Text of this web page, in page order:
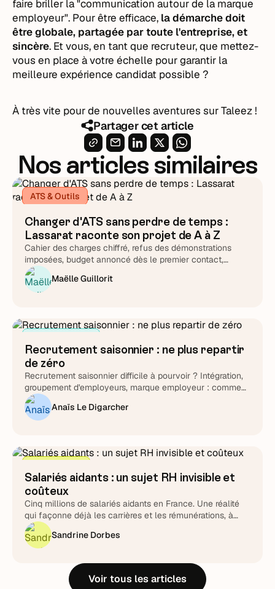
Partager cet article
faire briller la "communication autour de la marque
employeur". Pour être efficace, la démarche doit
être globale, partagée par toute l'entreprise, et
sincère. Et vous, en tant que recruteur, que mettez-
vous en place à votre échelle pour garantir la
meilleure expérience candidat possible ?
À très vite pour de nouvelles aventures sur Taleez !
Nos articles similaires
ATS & Outils
Changer d'ATS sans perdre de temps :
Lassarat raconte son projet de A à Z
Cahier des charges chiffré, refus des démonstrations
imposées, budget annoncé dès le premier contact,
support testé chronomètre en main : Lucie Treussart
détaille chaque arbitrage. Une méthode reproductible,
quel que soit l'éditeur que vous choisirez au final.
Maëlle Guillorit
Recrutement saisonnier : ne plus repartir
de zéro
Recrutement saisonnier difficile à pourvoir ? Intégration,
groupement d'employeurs, marque employeur : comment
transformer le cycle en fidélisation durable.
Anaïs Le Digarcher
Salariés aidants : un sujet RH invisible et
coûteux
Cinq millions de salariés aidants en France. Une réalité
qui façonne déjà les carrières et les rémunérations, à
piloter plutôt qu'à subir.
Sandrine Dorbes
Voir tous les articles